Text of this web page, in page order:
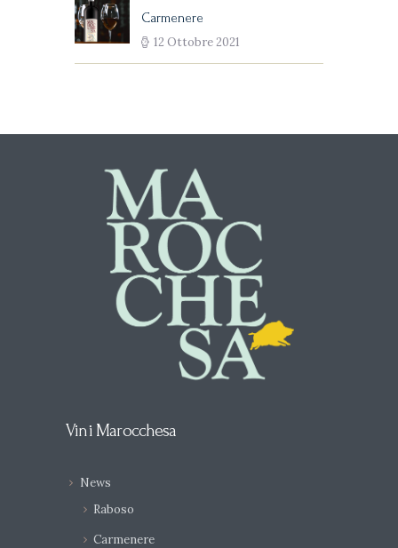
Carmenere
12 Ottobre 2021
Vini Marocchesa
News
Raboso
Carmenere